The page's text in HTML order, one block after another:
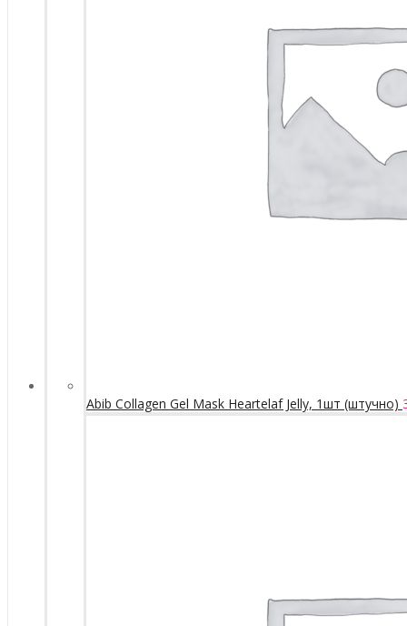
Abib Collagen Gel Mask Heartelaf Jelly, 1шт (штучно)